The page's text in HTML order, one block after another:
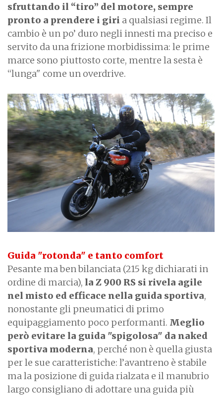
sfruttando il “tiro” del motore, sempre
pronto a prendere i giri a qualsiasi regime. Il
cambio è un po’ duro negli innesti ma preciso e
servito da una frizione morbidissima: le prime
marce sono piuttosto corte, mentre la sesta è
“lunga" come un overdrive.
Guida "rotonda" e tanto comfort
Pesante ma ben bilanciata (215 kg dichiarati in
ordine di marcia), la Z 900 RS si rivela agile
nel misto ed efficace nella guida sportiva,
nonostante gli pneumatici di primo
equipaggiamento poco performanti. Meglio
però evitare la guida "spigolosa" da naked
sportiva moderna, perché non è quella giusta
per le sue caratteristiche: l’avantreno è stabile
ma la posizione di guida rialzata e il manubrio
largo consigliano di adottare una guida più